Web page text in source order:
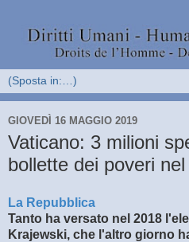
GIOVEDÌ 16 MAGGIO 2019
Vaticano: 3 milioni
bollette dei poveri
La Repubblica
Tanto ha versato nel 2018
Krajewski, che l'altro giorno